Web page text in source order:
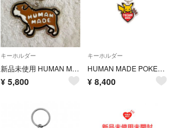
キーホルダー
新品未使用 HUMAN MADE オフラインストア限定 キーリング キーホルダー
¥ 5,800
キーホルダー
HUMAN MADE POKEMON MADE KEY
¥ 8,400